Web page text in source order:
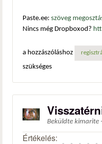
Paste.ee: szöveg
Nincs még Dropboxod?
a hozzászóláshoz
szükséges
Beküldte kimarite -
Értékelés: